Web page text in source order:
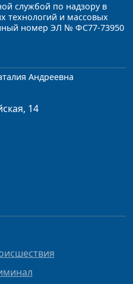
службой по надзору в
технологий и массовых
номер ЭЛ № ФС77-73950
Андреевна
14